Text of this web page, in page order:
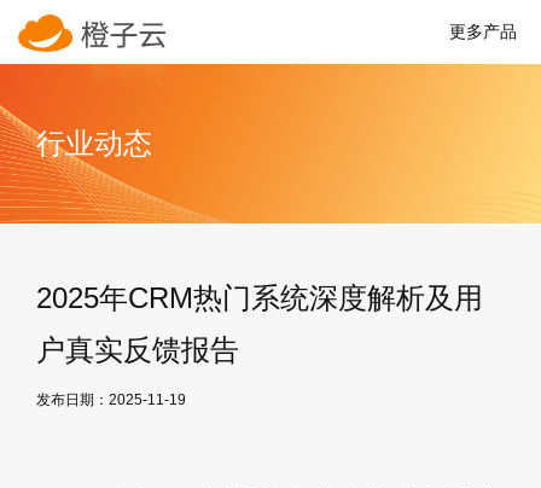
更多产品
行业动态
2025年CRM热门系统深度解析及用
户真实反馈报告
发布日期：2025-11-19